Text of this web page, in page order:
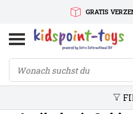
GRATIS
SNELLE